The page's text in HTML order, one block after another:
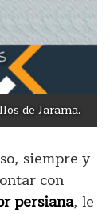
de Jarama.
siempre y
con
persiana, le